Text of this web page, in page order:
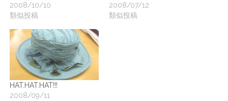
2008/10/10
類似投稿
2008/07/12
類似投稿
HAT.HAT.HAT!!!
2008/09/11